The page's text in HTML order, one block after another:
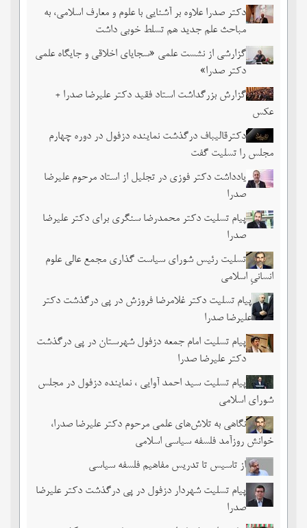
دکتر صدرا علاوه بر آشنایی با علوم و معارف اسلامی، به
مباحث علم جدید هم تسلط خوبی داشت
گزارشی از نشست علمی «سجایای اخلاقی و جایگاه علمی
دکتر صدرا»
گزارش بزرگداشت استاد فقید دکتر علیرضا صدرا +
عکس
دکترقالیباف درگذشت نماینده دزفول در دوره چهارم
مجلس را تسلیت گفت
یادداشت دکتر فوزی در تجلیل از استاد مرحوم علیرضا
صدرا
پیام تسلیت دکتر محمدرضا سنگری برای دکتر علیرضا
صدرا
تسلیت رئیس شورای سیاست گذاری مجمع عالی علوم
انسانیِ اسلامی
پیام تسلیت دکتر غلامرضا فروزش در پی درگذشت دکتر
علیرضا صدرا
پیام تسلیت امام جمعه دزفول شهرستان در پی درگذشت
دکتر علیرضا صدرا
پیام تسلیت سید احمد آوایی ، نماینده دزفول در مجلس
شورای اسلامی
نگاهی به تلاش‌های علمی مرحوم دکتر علیرضا صدرا،
خوانش روزآمد فلسفه سیاسی اسلامی
از تاسیس تا تدریس مفاهیم فلسفه سیاسی
پیام تسلیت شهردار دزفول در پی درگذشت دکتر علیرضا
صدرا